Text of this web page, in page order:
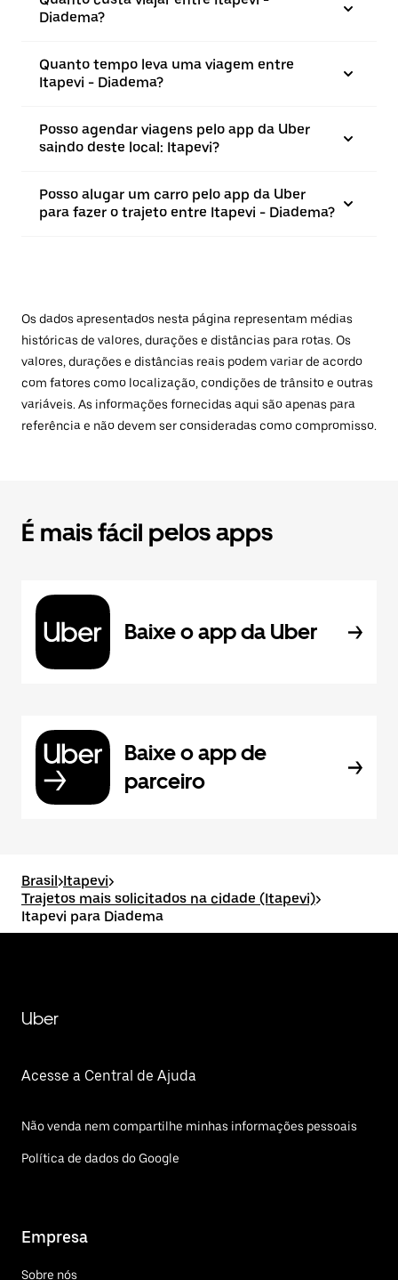
Diadema?
Quanto tempo leva uma viagem entre
Itapevi - Diadema?
Posso agendar viagens pelo app da Uber
saindo deste local: Itapevi?
Posso alugar um carro pelo app da Uber
para fazer o trajeto entre Itapevi - Diadema?
Os dados apresentados nesta página representam médias
históricas de valores, durações e distâncias para rotas. Os
valores, durações e distâncias reais podem variar de acordo
com fatores como localização, condições de trânsito e outras
variáveis. As informações fornecidas aqui são apenas para
referência e não devem ser consideradas como compromisso.
É mais fácil pelos apps
Baixe o app da Uber
Baixe o app de
parceiro
Brasil>Itapevi>
Trajetos mais solicitados na cidade (Itapevi)>
Itapevi para Diadema
Uber
Acesse a Central de Ajuda
Não venda nem compartilhe minhas informações pessoais
Política de dados do Google
Empresa
Sobre nós